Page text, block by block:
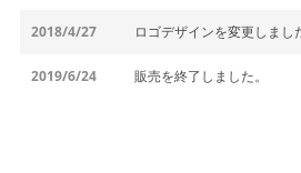
2018/4/27 ロゴデザインを変更しまし
2019/6/24 販売を終了しました。